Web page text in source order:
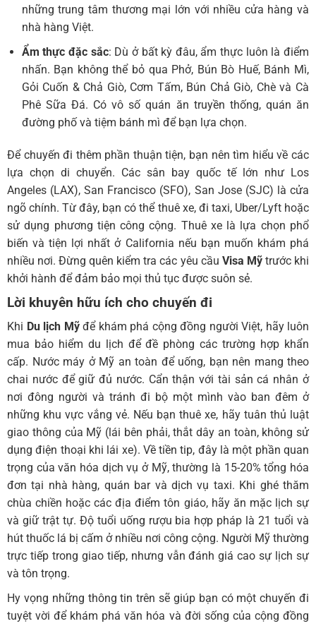
những trung tâm thương mại lớn với nhiều cửa hàng và
nhà hàng Việt.
Ẩm thực đặc sắc: Dù ở bất kỳ đâu, ẩm thực luôn là điểm
nhấn. Bạn không thể bỏ qua Phở, Bún Bò Huế, Bánh Mì,
Gỏi Cuốn & Chả Giò, Cơm Tấm, Bún Chả Giò, Chè và Cà
Phê Sữa Đá. Có vô số quán ăn truyền thống, quán ăn
đường phố và tiệm bánh mì để bạn lựa chọn.
Để chuyến đi thêm phần thuận tiện, bạn nên tìm hiểu về các
lựa chọn di chuyển. Các sân bay quốc tế lớn như Los
Angeles (LAX), San Francisco (SFO), San Jose (SJC) là cửa
ngõ chính. Từ đây, bạn có thể thuê xe, đi taxi, Uber/Lyft hoặc
sử dụng phương tiện công cộng. Thuê xe là lựa chọn phổ
biến và tiện lợi nhất ở California nếu bạn muốn khám phá
nhiều nơi. Đừng quên kiểm tra các yêu cầu Visa Mỹtrước khi
khởi hành để đảm bảo mọi thủ tục được suôn sẻ.
Lời khuyên hữu ích cho chuyến đi
Khi Du lịch Mỹđể khám phá cộng đồng người Việt, hãy luôn
mua bảo hiểm du lịch để đề phòng các trường hợp khẩn
cấp. Nước máy ở Mỹ an toàn để uống, bạn nên mang theo
chai nước để giữ đủ nước. Cẩn thận với tài sản cá nhân ở
nơi đông người và tránh đi bộ một mình vào ban đêm ở
những khu vực vắng vẻ. Nếu bạn thuê xe, hãy tuân thủ luật
giao thông của Mỹ (lái bên phải, thắt dây an toàn, không sử
dụng điện thoại khi lái xe). Về tiền tip, đây là một phần quan
trọng của văn hóa dịch vụ ở Mỹ, thường là 15-20% tổng hóa
đơn tại nhà hàng, quán bar và dịch vụ taxi. Khi ghé thăm
chùa chiền hoặc các địa điểm tôn giáo, hãy ăn mặc lịch sự
và giữ trật tự. Độ tuổi uống rượu bia hợp pháp là 21 tuổi và
hút thuốc lá bị cấm ở nhiều nơi công cộng. Người Mỹ thường
trực tiếp trong giao tiếp, nhưng vẫn đánh giá cao sự lịch sự
và tôn trọng.
Hy vọng những thông tin trên sẽ giúp bạn có một chuyến đi
tuyệt vời để khám phá văn hóa và đời sống của cộng đồng